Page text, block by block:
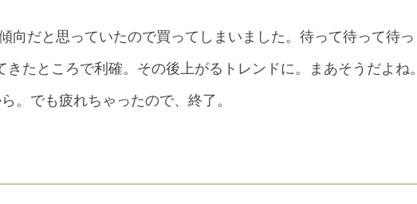
向だと思っていたので買ってしまいました。待って待って待っ
たところで利確。その後上がるトレンドに。まあそうだよね。
。でも疲れちゃったので、終了。